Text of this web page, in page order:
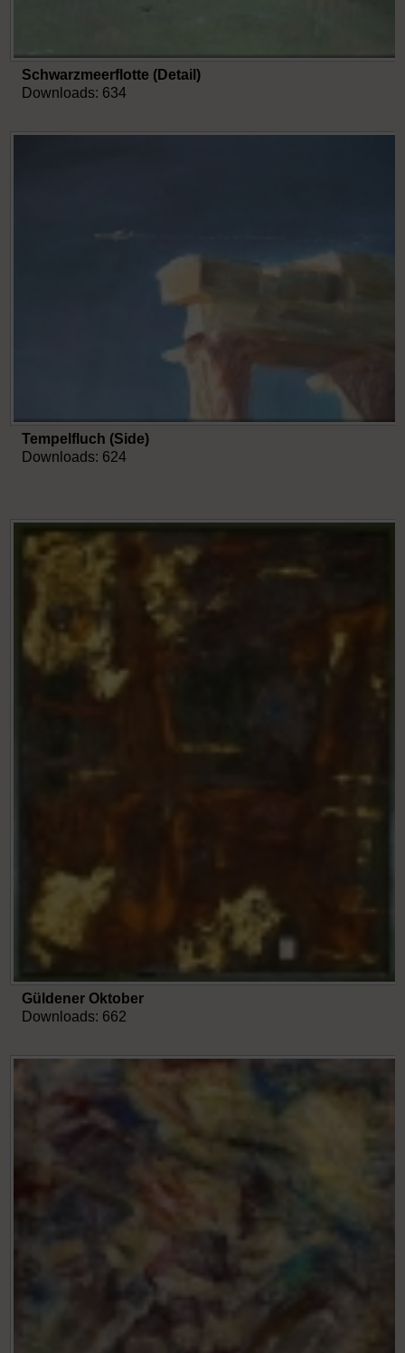
Schwarzmeerflotte (Detail)
Downloads: 634
Tempelfluch (Side)
Downloads: 624
Güldener Oktober
Downloads: 662